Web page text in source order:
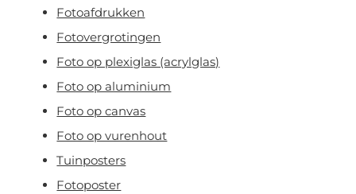
Fotoafdrukken
Fotovergrotingen
Foto op plexiglas (acrylglas)
Foto op aluminium
Foto op canvas
Foto op vurenhout
Tuinposters
Fotoposter